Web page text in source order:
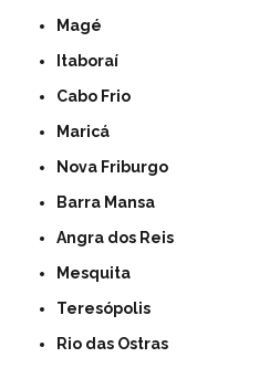
Magé
Itaboraí
Cabo Frio
Maricá
Nova Friburgo
Barra Mansa
Angra dos Reis
Mesquita
Teresópolis
Rio das Ostras